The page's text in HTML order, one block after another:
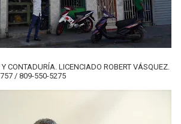
CONTADURÍA. LICENCIADO ROBERT VÁSQUEZ.
/ 809-550-5275